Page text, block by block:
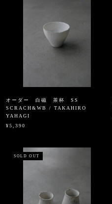
オーダー 白磁 茶杯 SS
SCRACH&WB / TAKAHIRO
YAHAGI
¥5,390
SOLD OUT